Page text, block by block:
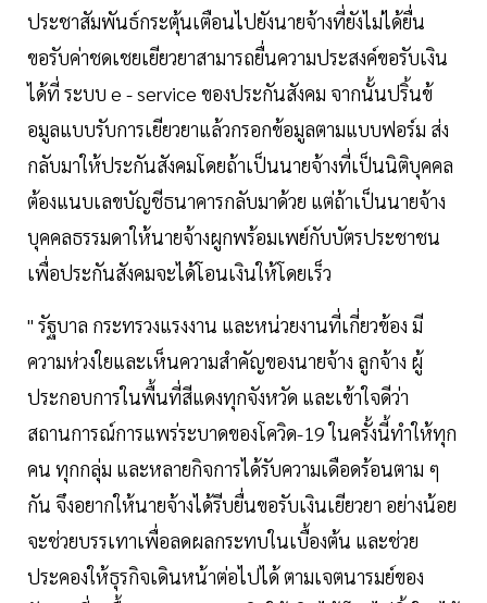
ประชาสัมพันธ์กระตุ้นเตือนไปยังนายจ้างที่ยังไม่ได้ยื่น
ขอรับค่าชดเชยเยียวยาสามารถยื่นความประสงค์ขอรับเงิน
ได้ที่ ระบบ e - service ของประกันสังคม จากนั้นปริ้นข้
อมูลแบบรับการเยียวยาแล้วกรอกข้อมูลตามแบบฟอร์ม ส่ง
กลับมาให้ประกันสังคมโดยถ้าเป็นนายจ้างที่เป็นนิติบุคคล
ต้องแนบเลขบัญชีธนาคารกลับมาด้วย แต่ถ้าเป็นนายจ้าง
บุคคลธรรมดาให้นายจ้างผูกพร้อมเพย์กับบัตรประชาชน
เพื่อประกันสังคมจะได้โอนเงินให้โดยเร็ว
" รัฐบาล กระทรวงแรงงาน และหน่วยงานที่เกี่ยวข้อง มี
ความห่วงใยและเห็นความสำคัญของนายจ้าง ลูกจ้าง ผู้
ประกอบการในพื้นที่สีแดงทุกจังหวัด และเข้าใจดีว่า
สถานการณ์การแพร่ระบาดของโควิด-19 ในครั้งนี้ทำให้ทุก
คน ทุกกลุ่ม และหลายกิจการได้รับความเดือดร้อนตาม ๆ
กัน จึงอยากให้นายจ้างได้รีบยื่นขอรับเงินเยียวยา อย่างน้อย
จะช่วยบรรเทาเพื่อลดผลกระทบในเบื้องต้น และช่วย
ประคองให้ธุรกิจเดินหน้าต่อไปได้ ตามเจตนารมย์ของ